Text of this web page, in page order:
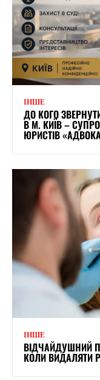
ІНШЕ
ДО КОГО
В М. КИЇВ –
ЮРИСТІВ
ІНШЕ
ВІДЧАЙДУШНИЙ
КОЛИ ВИДАЛЯТИ